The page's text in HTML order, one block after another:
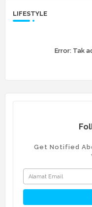
LIFESTYLE
Error: Tak
Get Notified